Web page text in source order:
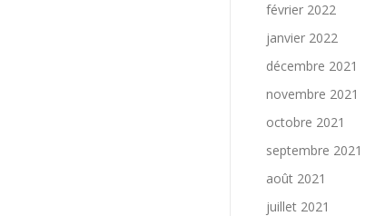
février 2022
janvier 2022
décembre 2021
novembre 2021
octobre 2021
septembre 2021
août 2021
juillet 2021